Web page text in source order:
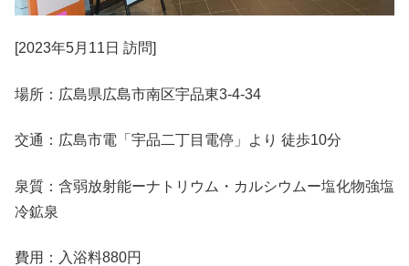
[2023年5月11日 訪問]
場所：広島県広島市南区宇品東3-4-34
交通：広島市電「宇品二丁目電停」より 徒歩10分
泉質：含弱放射能ーナトリウム・カルシウムー塩化物強塩
冷鉱泉
費用：入浴料880円